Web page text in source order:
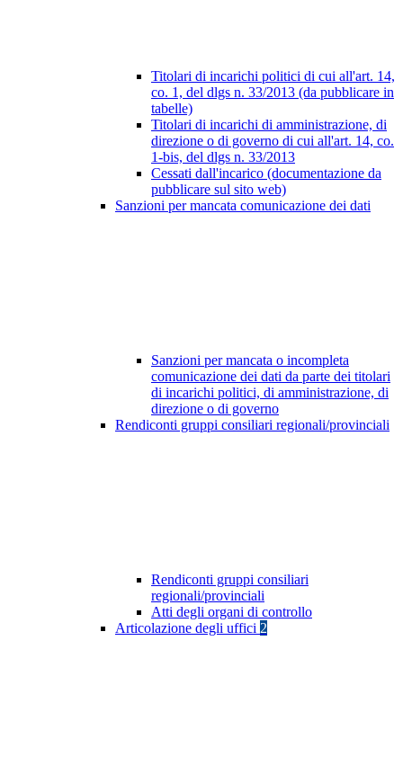
Titolari di incarichi politici di cui all'art. 14,
co. 1, del dlgs n. 33/2013 (da pubblicare in
tabelle)
Titolari di incarichi di amministrazione, di
direzione o di governo di cui all'art. 14, co.
1-bis, del dlgs n. 33/2013
Cessati dall'incarico (documentazione da
pubblicare sul sito web)
Sanzioni per mancata comunicazione dei dati
Sanzioni per mancata o incompleta
comunicazione dei dati da parte dei titolari
di incarichi politici, di amministrazione, di
direzione o di governo
Rendiconti gruppi consiliari regionali/provinciali
Rendiconti gruppi consiliari
regionali/provinciali
Atti degli organi di controllo
Articolazione degli uffici 2